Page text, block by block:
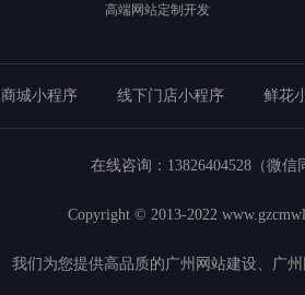
高端网站定制开发
商城小程序 线下门店小程序 鲜花
在线咨询： 13826404528（微信
Copyright © 2013-2022
我们为您提供高品质的广州网站建设、广